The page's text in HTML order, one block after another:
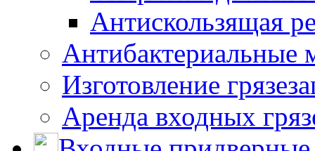
Антискользящая
Антибактериальные
Изготовление
Аренда входных